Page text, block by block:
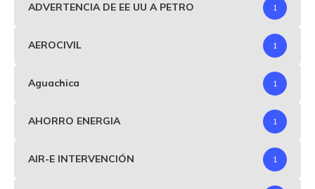
ADVERTENCIA DE EE UU A PETRO 1
AEROCIVIL 1
Aguachica 1
AHORRO ENERGIA 1
AIR-E INTERVENCIÓN 1